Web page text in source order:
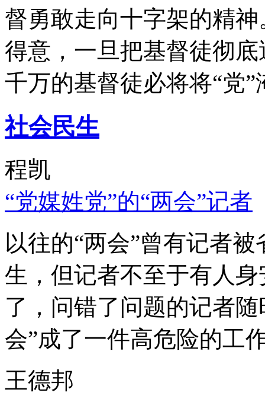
督勇敢走向十字架的精
得意，一旦把基督徒彻
千万的基督徒必将将“党”
社会民生
程凯
“党媒姓党”的“两会”记者
以往的“两会”曾有记者
生，但记者不至于有人
了，问错了问题的记者
会”成了一件高危险的工
王德邦